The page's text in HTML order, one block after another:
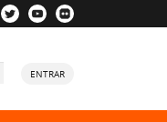
ENTRAR